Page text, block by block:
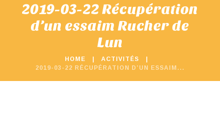
2019-03-22 Récupération
d’un essaim Rucher de
Lun
HOME
ACTIVITÉS
2019-03-22 RÉCUPÉRATION D’UN ESSAIM...